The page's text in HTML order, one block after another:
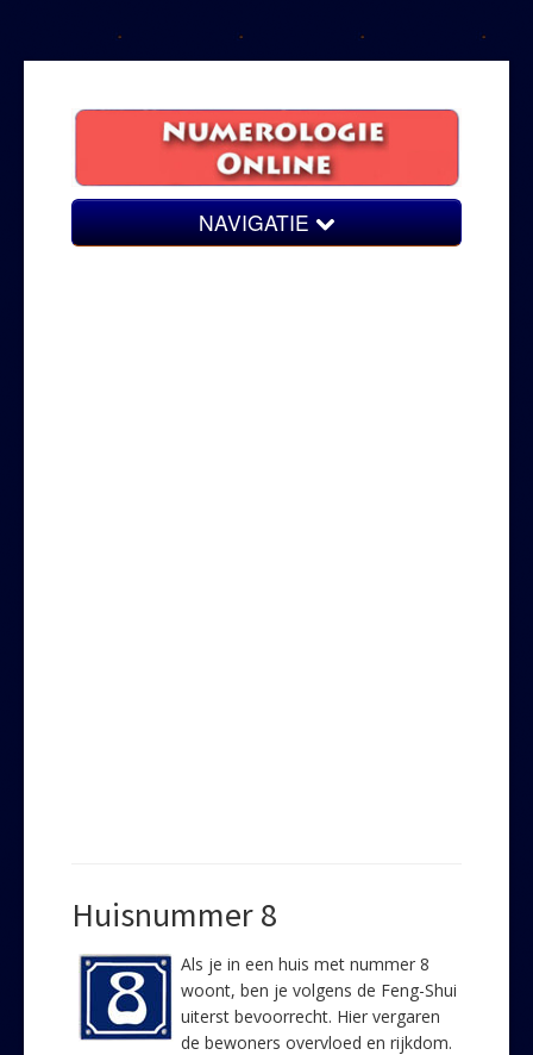
NAVIGATIE
Huisnummer 8
Als je in een huis met nummer 8
woont, ben je volgens de Feng-Shui
uiterst bevoorrecht. Hier vergaren
de bewoners overvloed en rijkdom.